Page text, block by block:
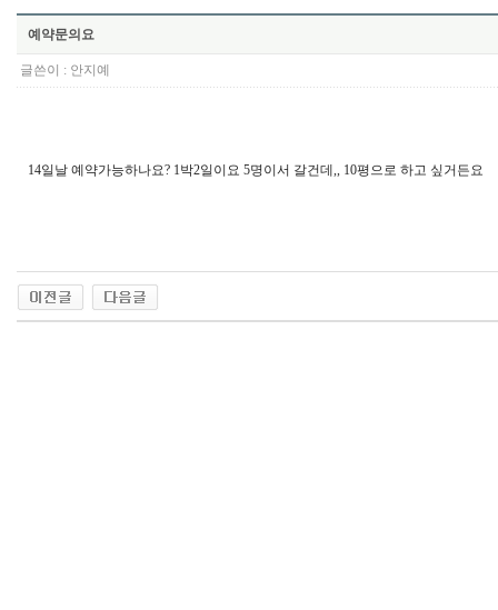
예약문의요
글쓴이 : 안지예
14일날 예약가능하나요? 1박2일이요 5명이서 갈건데,, 10평으로 하고 싶거든요